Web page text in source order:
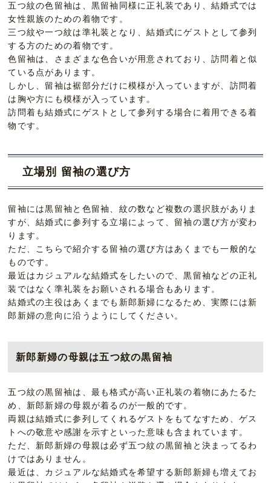
五つ紋の色留袖は、黒留袖同様に正礼装であり、結婚式では
女性親族のための着物です。
三つ紋や一つ紋は準礼装となり、結婚式にゲストとして参列
する方のための着物です。
色留袖は、さまざまな色合いが用意されており、訪問着と似
ている点があります。
しかし、留袖は裾部分だけに模様が入っていますが、訪問着
は胸や方にも模様が入っています。
訪問着も結婚式にゲストとして参列する場合に着用できる着
物です。
立場別 留袖の選び方
留袖には黒留袖と色留袖、紋の数など複数の選択肢がありま
すが、結婚式に参列する立場によって、留袖の選び方が変わ
ります。
ただ、こちらで紹介する留袖の選び方はあくまでも一般的な
ものです。
最近はカジュアルな結婚式をしたいので、黒留袖などの正礼
装ではなく準礼装をお願いされる場合もあります。
結婚式の主役はあくまでも新郎新婦になるため、実際には新
郎新婦の意向に沿うようにしてください。
新郎新婦の母親は五つ紋の黒留袖
五つ紋の黒留袖は、最も格式が高い正礼装の着物にあたるた
め、新郎新婦の母親が着るのが一般的です。
両親は結婚式に参列してくれるゲストをもてなすため、ゲス
トへの敬意や感謝を示すといった意味も含まれています。
ただ、新郎新婦の母親は必ず五つ紋の黒留袖と決まってるわ
けではありません。
最近は、カジュアルな結婚式を希望する新郎新婦も増えてお